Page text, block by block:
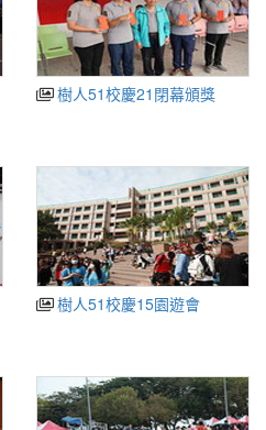
樹人51校慶21閉幕頒獎
樹人51校慶15園遊會